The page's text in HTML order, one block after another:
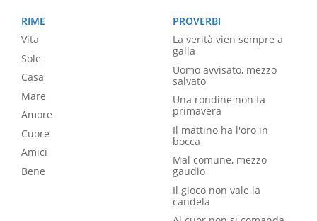
RIME
Vita
Sole
Casa
Mare
Amore
Cuore
Amici
Bene
PROVERBI
La verità vien sempre a
galla
Uomo avvisato, mezzo
salvato
Una rondine non fa
primavera
Il mattino ha l'oro in
bocca
Mal comune, mezzo
gaudio
Il gioco non vale la
candela